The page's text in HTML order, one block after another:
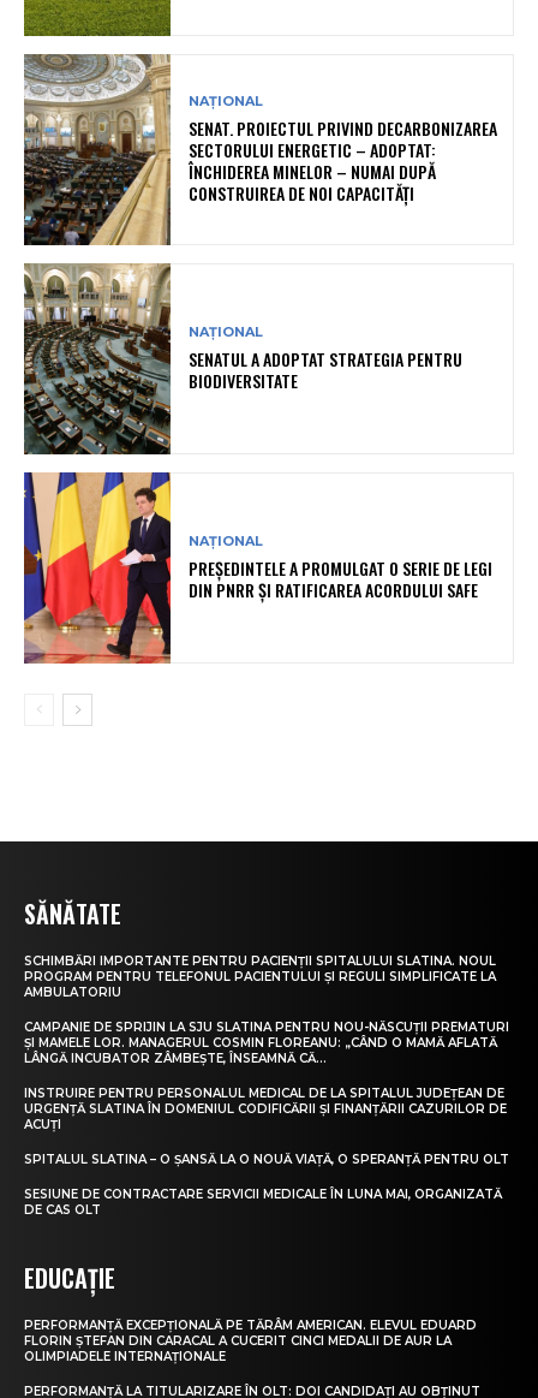
NAȚIONAL
SENAT. PROIECTUL PRIVIND DECARBONIZAREA
SECTORULUI ENERGETIC – ADOPTAT:
ÎNCHIDEREA MINELOR – NUMAI DUPĂ
CONSTRUIREA DE NOI CAPACITĂȚI
NAȚIONAL
SENATUL A ADOPTAT STRATEGIA PENTRU
BIODIVERSITATE
NAȚIONAL
PREȘEDINTELE A PROMULGAT O SERIE DE LEGI
DIN PNRR ȘI RATIFICAREA ACORDULUI SAFE
SĂNĂTATE
SCHIMBĂRI IMPORTANTE PENTRU PACIENȚII SPITALULUI SLATINA. NOUL
PROGRAM PENTRU TELEFONUL PACIENTULUI ȘI REGULI SIMPLIFICATE LA
AMBULATORIU
CAMPANIE DE SPRIJIN LA SJU SLATINA PENTRU NOU-NĂSCUȚII PREMATURI
ȘI MAMELE LOR. MANAGERUL COSMIN FLOREANU: „CÂND O MAMĂ AFLATĂ
LÂNGĂ INCUBATOR ZÂMBEȘTE, ÎNSEAMNĂ CĂ...
INSTRUIRE PENTRU PERSONALUL MEDICAL DE LA SPITALUL JUDEȚEAN DE
URGENȚĂ SLATINA ÎN DOMENIUL CODIFICĂRII ȘI FINANȚĂRII CAZURILOR DE
ACUȚI
SPITALUL SLATINA – O ȘANSĂ LA O NOUĂ VIAȚĂ, O SPERANȚĂ PENTRU OLT
SESIUNE DE CONTRACTARE SERVICII MEDICALE ÎN LUNA MAI, ORGANIZATĂ
DE CAS OLT
EDUCAȚIE
PERFORMANȚĂ EXCEPȚIONALĂ PE TĂRÂM AMERICAN. ELEVUL EDUARD
FLORIN ȘTEFAN DIN CARACAL A CUCERIT CINCI MEDALII DE AUR LA
OLIMPIADELE INTERNAȚIONALE
PERFORMANȚĂ LA TITULARIZARE ÎN OLT: DOI CANDIDAȚI AU OBȚINUT